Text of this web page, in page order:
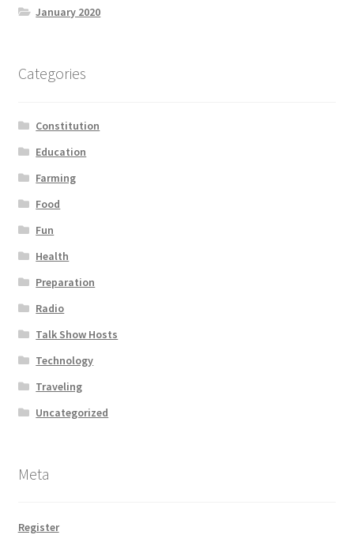
January 2020
Categories
Constitution
Education
Farming
Food
Fun
Health
Preparation
Radio
Talk Show Hosts
Technology
Traveling
Uncategorized
Meta
Register